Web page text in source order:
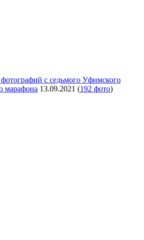
с седьмого Уфимского
марафона 13.09.2021 (192 фото)